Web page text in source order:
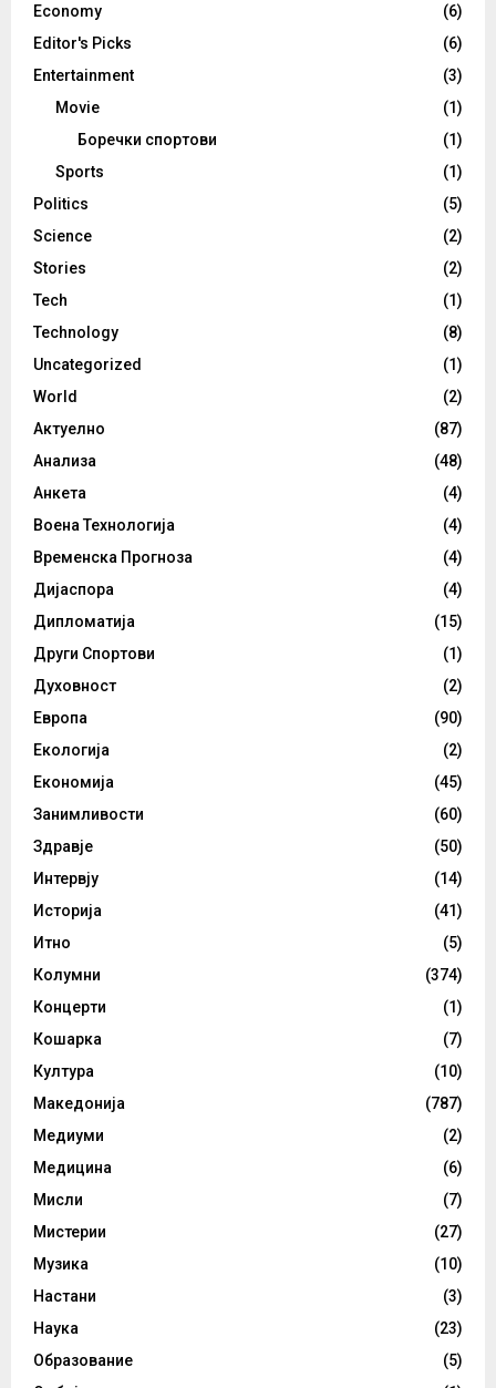
Economy
(6)
Editor's Picks
(6)
Entertainment
(3)
Movie
(1)
Боречки спортови
(1)
Sports
(1)
Politics
(5)
Science
(2)
Stories
(2)
Tech
(1)
Technology
(8)
Uncategorized
(1)
World
(2)
Актуелно
(87)
Анализа
(48)
Анкета
(4)
Воена Технологија
(4)
Временска Прогноза
(4)
Дијаспора
(4)
Дипломатија
(15)
Други Спортови
(1)
Духовност
(2)
Европа
(90)
Екологија
(2)
Економија
(45)
Занимливости
(60)
Здравје
(50)
Интервју
(14)
Историја
(41)
Итно
(5)
Колумни
(374)
Концерти
(1)
Кошарка
(7)
Култура
(10)
Македонија
(787)
Медиуми
(2)
Медицина
(6)
Мисли
(7)
Мистерии
(27)
Музика
(10)
Настани
(3)
Наука
(23)
Образование
(5)